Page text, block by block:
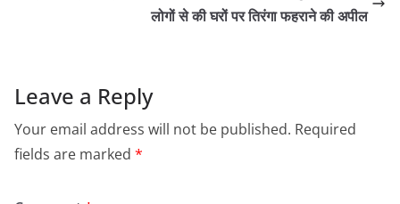
लोगों से की घरों पर तिरंगा फहराने की अपील
Leave a Reply
Your email address will not be published. Required
fields are marked *